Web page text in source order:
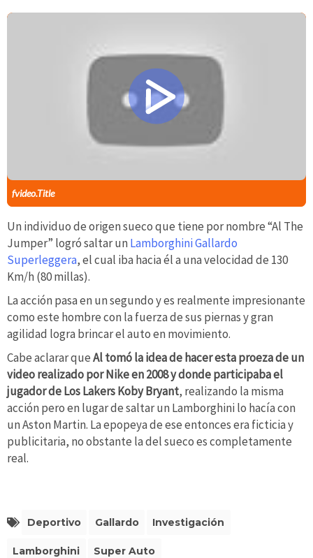
fvideo.Title
Un individuo de origen sueco que tiene por nombre “Al The
Jumper” logró saltar un Lamborghini Gallardo
Superleggera, el cual iba hacia él a una velocidad de 130
Km/h (80 millas).
La acción pasa en un segundo y es realmente impresionante
como este hombre con la fuerza de sus piernas y gran
agilidad logra brincar el auto en movimiento.
Cabe aclarar queAl tomó la idea de hacer esta proeza de un
video realizado por Nike en 2008 y donde participaba el
jugador de Los Lakers Koby Bryant, realizando la misma
acción pero en lugar de saltar un Lamborghini lo hacía con
un Aston Martin. La epopeya de ese entonces era ficticia y
publicitaria, no obstante la del sueco es completamente
real.
Deportivo Gallardo Investigación
Lamborghini Super Auto